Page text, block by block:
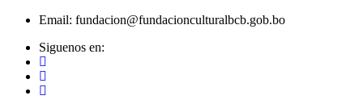
Email: fundacion@fundacionculturalbcb.gob.bo
Siguenos en: